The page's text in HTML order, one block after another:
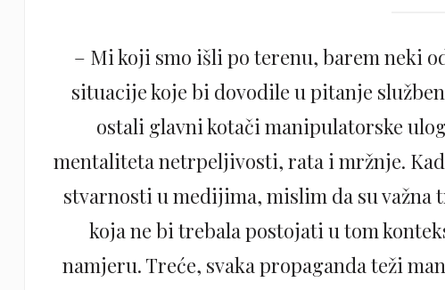
– Mi koji smo išli po terenu, barem neki
situacije koje bi dovodile u pitanje
ostali glavni kotači manipulatorske
mentaliteta netrpeljivosti, rata i mržnje.
stvarnosti u medijima, mislim da su važna
koja ne bi trebala postojati u tom
namjeru. Treće, svaka propaganda teži